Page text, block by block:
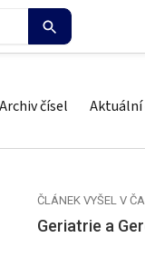
Archiv čísel Aktuální
ČLÁNEK VYŠEL V
Geriatrie a